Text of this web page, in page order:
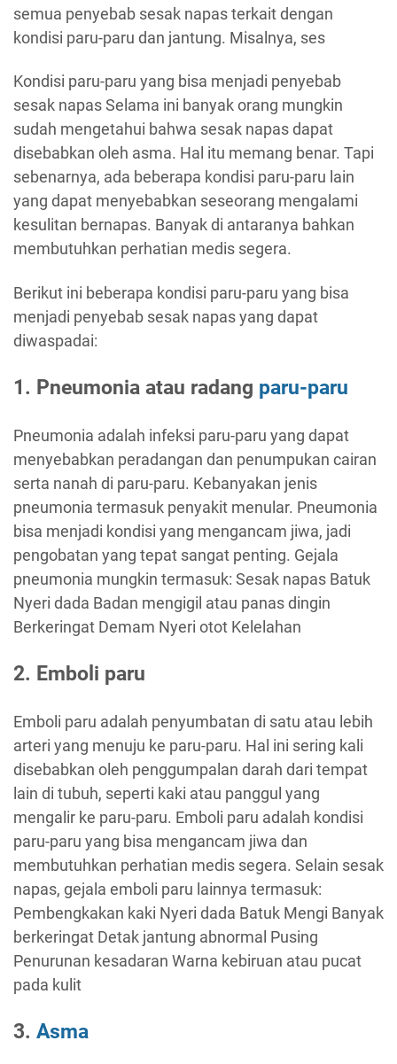
semua penyebab sesak napas terkait dengan
kondisi paru-paru dan jantung. Misalnya, ses
Kondisi paru-paru yang bisa menjadi penyebab
sesak napas Selama ini banyak orang mungkin
sudah mengetahui bahwa sesak napas dapat
disebabkan oleh asma. Hal itu memang benar. Tapi
sebenarnya, ada beberapa kondisi paru-paru lain
yang dapat menyebabkan seseorang mengalami
kesulitan bernapas. Banyak di antaranya bahkan
membutuhkan perhatian medis segera.
Berikut ini beberapa kondisi paru-paru yang bisa
menjadi penyebab sesak napas yang dapat
diwaspadai:
1. Pneumonia atau radang paru-paru
Pneumonia adalah infeksi paru-paru yang dapat
menyebabkan peradangan dan penumpukan cairan
serta nanah di paru-paru. Kebanyakan jenis
pneumonia termasuk penyakit menular. Pneumonia
bisa menjadi kondisi yang mengancam jiwa, jadi
pengobatan yang tepat sangat penting. Gejala
pneumonia mungkin termasuk: Sesak napas Batuk
Nyeri dada Badan mengigil atau panas dingin
Berkeringat Demam Nyeri otot Kelelahan
2. Emboli paru
Emboli paru adalah penyumbatan di satu atau lebih
arteri yang menuju ke paru-paru. Hal ini sering kali
disebabkan oleh penggumpalan darah dari tempat
lain di tubuh, seperti kaki atau panggul yang
mengalir ke paru-paru. Emboli paru adalah kondisi
paru-paru yang bisa mengancam jiwa dan
membutuhkan perhatian medis segera. Selain sesak
napas, gejala emboli paru lainnya termasuk:
Pembengkakan kaki Nyeri dada Batuk Mengi Banyak
berkeringat Detak jantung abnormal Pusing
Penurunan kesadaran Warna kebiruan atau pucat
pada kulit
3. Asma